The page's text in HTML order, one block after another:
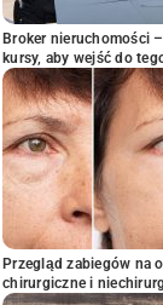
Broker nieruchomości
kursy, aby wejść do
Przegląd zabiegów na
chirurgiczne i